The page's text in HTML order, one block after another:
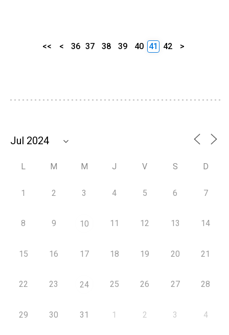
<< < 36 37 38 39 40 41 42 >
L M M J V S D
1 2 3 4 5 6 7
8 9 10 11 12 13 14
15 16 17 18 19 20 21
22 23 24 25 26 27 28
29 30 31 1 2 3 4